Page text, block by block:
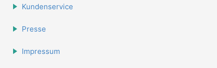
Kundenservice
Presse
Impressum